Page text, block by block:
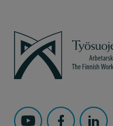
Työsuojelurahasto